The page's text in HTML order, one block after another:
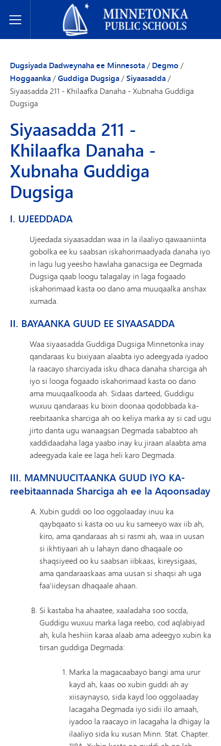
Toggle Menu
Dugsiyada Dadweynaha ee Minnetonka
Dugsiyada Dadweynaha ee Minnesota/ Degmo /
Hoggaanka/Guddiga Dugsiga/Siyaasadda/
Siyaasadda 211 - Khilaafka Danaha - Xubnaha Guddiga
Dugsiga
Siyaasadda 211 -
Khilaafka Danaha -
Xubnaha Guddiga
Dugsiga
I. UJEEDDADA
Ujeedada siyaasaddan waa in la ilaaliyo qawaaniinta
gobolka ee ku saabsan iskahorimaadyada danaha iyo
in lagu lug yeesho hawlaha ganacsiga ee Degmada
Dugsiga qaab loogu talagalay in laga fogaado
iskahorimaad kasta oo dano ama muuqaalka anshax
xumada.
II. BAYAANKA GUUD EE SIYAASADDA
Waa siyaasadda Guddiga Dugsiga Minnetonka inay
qandaraas ku bixiyaan alaabta iyo adeegyada iyadoo
la raacayo sharciyada isku dhaca danaha sharciga ah
iyo si looga fogaado iskahorimaad kasta oo dano
ama muuqaalkooda ah. Sidaas darteed, Guddigu
wuxuu qandaraas ku bixin doonaa qodobbada ka-
reebitaanka sharciga ah oo keliya marka ay si cad ugu
jirto danta ugu wanaagsan Degmada sababtoo ah
xaddidaadaha laga yaabo inay ku jiraan alaabta ama
adeegyada kale ee laga heli karo Degmada.
III. MAMNUUCITAANKA GUUD IYO KA-
reebitaannada Sharciga ah ee la Aqoonsaday
Xubin guddi oo loo oggolaaday inuu ka
qaybqaato si kasta oo uu ku sameeyo wax iib ah,
kiro, ama qandaraas ah si rasmi ah, waa in uusan
si ikhtiyaari ah u lahayn dano dhaqaale oo
shaqsiyeed oo ku saabsan iibkaas, kireysigaas,
ama qandaraaskaas ama uusan si shaqsi ah uga
faa'iideysan dhaqaale ahaan.
Si kastaba ha ahaatee, xaaladaha soo socda,
Guddigu wuxuu marka laga reebo, cod aqlabiyad
ah, kula heshiin karaa alaab ama adeegyo xubin ka
tirsan guddiga Degmada:
Marka la magacaabayo bangi ama urur
kayd ah, kaas oo xubin guddi ah ay
xiisaynayso, sida kayd loo oggolaaday
lacagaha Degmada iyo sidii ilo amaah,
iyadoo la raacayo in lacagaha la dhigay la
ilaaliyo sida ku xusan Minn. Stat. Chapter.